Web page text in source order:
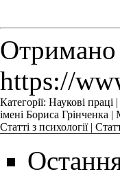
Отримано
https://
Категорії: Наукові праці |
імені Бориса Грінченка |
Статті з психології|